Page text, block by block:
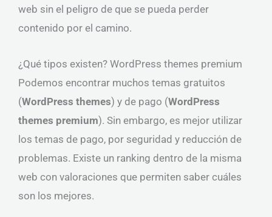
web sin el peligro de que se pueda perder
contenido por el camino.
¿Qué tipos existen? WordPress themes premium
Podemos encontrar muchos temas gratuitos
(WordPress themes) y de pago (WordPress
themes premium). Sin embargo, es mejor utilizar
los temas de pago, por seguridad y reducción de
problemas. Existe un ranking dentro de la misma
web con valoraciones que permiten saber cuáles
son los mejores.